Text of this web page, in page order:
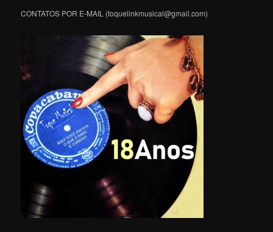
CONTATOS POR E-MAIL (toquelinkmusical@gmail.com)